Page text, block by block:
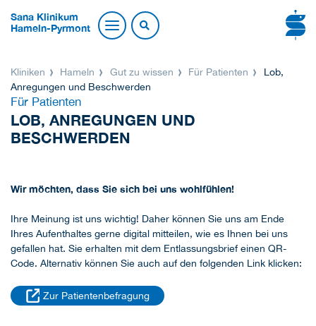
Sana Klinikum
Hameln-Pyrmont
Kliniken Hameln Gut zu wissen Für Patienten
Lob,
Anregungen und Beschwerden
Für Patienten
LOB, ANREGUNGEN UND
BESCHWERDEN
Wir möchten, dass Sie sich bei uns wohlfühlen!
Ihre Meinung ist uns wichtig! Daher können Sie uns am Ende
Ihres Aufenthaltes gerne digital mitteilen, wie es Ihnen bei uns
gefallen hat. Sie erhalten mit dem Entlassungsbrief einen QR-
Code. Alternativ können Sie auch auf den folgenden Link klicken:
Zur Patientenbefragung